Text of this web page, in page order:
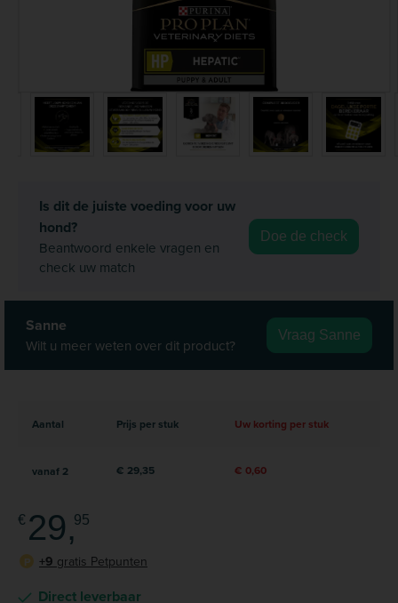
Is dit de juiste voeding voor uw
hond?
Beantwoord enkele vragen en
check uw match
Doe de check
Sanne
Wilt u meer weten over dit product?
Vraag Sanne
Direct leverbaar
Aantal Prijs per stuk Uw korting per stuk
vanaf 2 € 29,35 € 0,60
€ 29,95
P +9 gratis Petpunten